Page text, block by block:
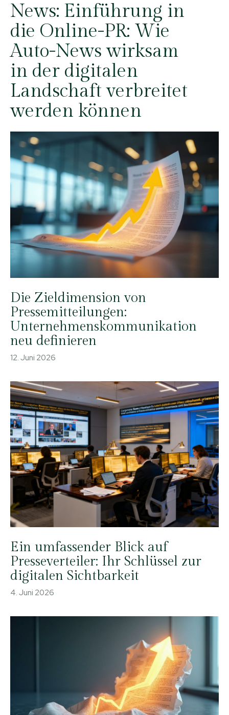
News: Einführung in
die Online-PR: Wie
Auto-News wirksam
in der digitalen
Landschaft verbreitet
werden können
Die Zieldimension von
Pressemitteilungen:
Unternehmenskommunikation
neu definieren
12. Juni 2026
Ein umfassender Blick auf
Presseverteiler: Ihr Schlüssel zur
digitalen Sichtbarkeit
4. Juni 2026